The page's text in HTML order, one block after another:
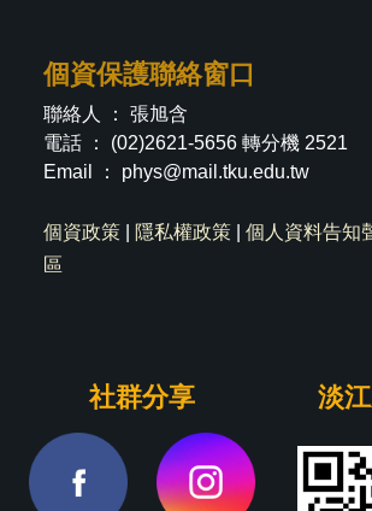
個資保護聯絡窗口
聯絡人 ： 張旭含
電話 ： (02)2621-5656 轉分機 2521
Email ： phys@mail.tku.edu.tw
個資政策 隱私權政策 個人資料告知
區
社群分享 淡